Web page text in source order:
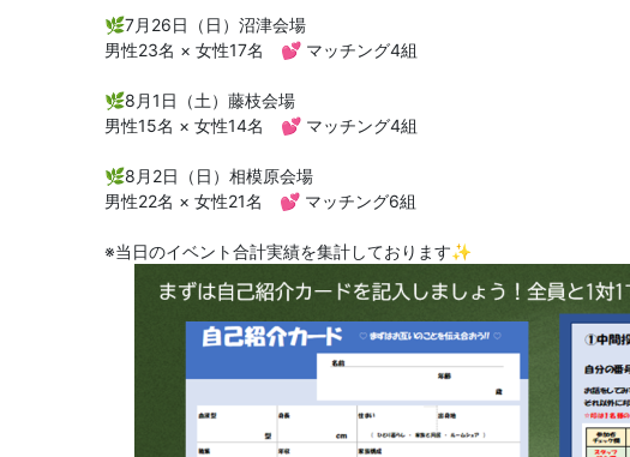
🌿7月26日（日）沼津会場
男性23名 × 女性17名 💕 マッチング4組
🌿8月1日（土）藤枝会場
男性15名 × 女性14名 💕 マッチング4組
🌿8月2日（日）相模原会場
男性22名 × 女性21名 💕 マッチング6組
※当日のイベント合計実績を集計しております✨